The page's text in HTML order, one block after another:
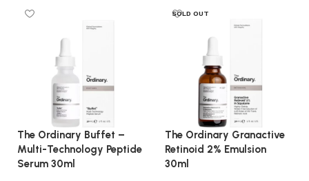
The Ordinary Buffet –
Multi-Technology Peptide
Serum 30ml
SOLD OUT
The Ordinary Granactive
Retinoid 2% Emulsion
30ml